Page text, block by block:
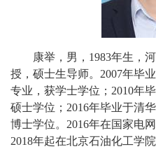
院
部
康举，男， 1983年生，
授，硕士生导师。 2007年毕
专业，获学士学位； 2010年
硕士学位； 2016年毕业于清
博士学位。 2016年在国家电
2018年起在北京石油化工学